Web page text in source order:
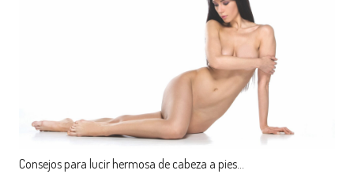
Consejos para lucir hermosa de cabeza a pies…